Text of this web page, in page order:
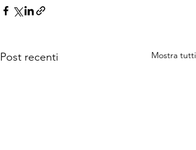
Post recenti Mostra tutti